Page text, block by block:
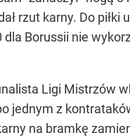
rzut karny. Do
Borussii nie
Ligi Mistrzów
jednym z
na bramkę